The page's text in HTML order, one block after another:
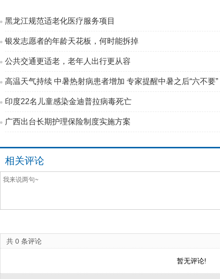
黑龙江规范适老化医疗服务项目
银发志愿者的年龄天花板，何时能拆掉
公共交通更适老，老年人出行更从容
高温天气持续 中暑热射病患者增加 专家提醒中暑之后“六不要”
印度22名儿童感染金迪普拉病毒死亡
广西出台长期护理保险制度实施方案
相关评论
共 0 条评论
暂无评论!